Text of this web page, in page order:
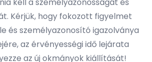
Kérjük, hogy fokozott figyelmet
és személyazonosító igazolványa
az érvényességi idő lejárata
az új okmányok kiállítását!